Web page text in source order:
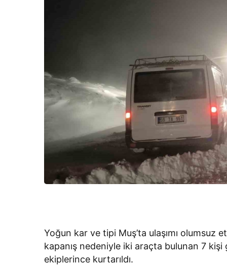
Yoğun kar ve tipi Muş’ta ulaşımı
kapanış nedeniyle iki araçta bulunan 7
ekiplerince kurtarıldı.